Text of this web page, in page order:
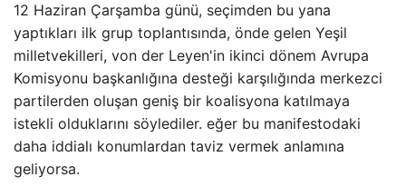
12 Haziran Çarşamba günü, seçimden bu yana
yaptıkları ilk grup toplantısında, önde gelen Yeşil
milletvekilleri, von der Leyen'in ikinci dönem Avrupa
Komisyonu başkanlığına desteği karşılığında merkezci
partilerden oluşan geniş bir koalisyona katılmaya
istekli olduklarını söylediler. eğer bu manifestodaki
daha iddialı konumlardan taviz vermek anlamına
geliyorsa.